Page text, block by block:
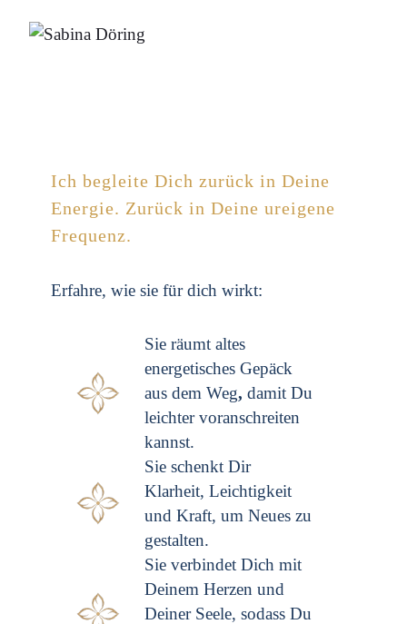
Ich begleite Dich zurück in Deine
Energie. Zurück in Deine ureigene
Frequenz.
Erfahre, wie sie für dich wirkt:
Sie räumt altes
energetisches Gepäck
aus dem Weg, damit Du
leichter voranschreiten
kannst.
Sie schenkt Dir
Klarheit, Leichtigkeit
und Kraft, um Neues zu
gestalten.
Sie verbindet Dich mit
Deinem Herzen und
Deiner Seele, sodass Du